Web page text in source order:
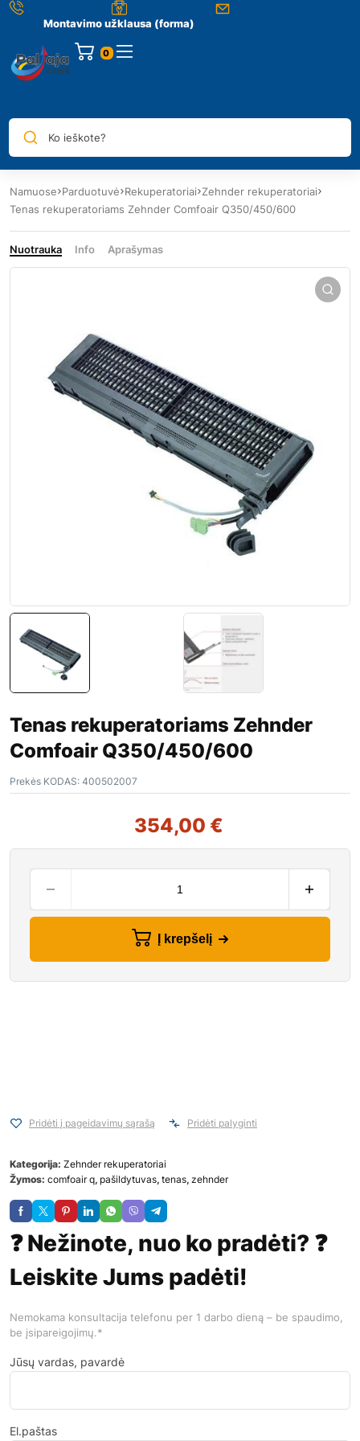
Montavimo užklausa (forma)
0
Ko ieškote?
Namuose Parduotuvė Rekuperatoriai Zehnder rekuperatoriai
Tenas rekuperatoriams Zehnder Comfoair Q350/450/600
Nuotrauka Info Aprašymas
Tenas rekuperatoriams Zehnder
Comfoair Q350/450/600
Prekės KODAS: 400502007
354,00 €
Į krepšelį
Pridėti į pageidavimų sąrašą Pridėti palyginti
Kategorija: Zehnder rekuperatoriai
Žymos: comfoair q, pašildytuvas, tenas, zehnder
❓ Nežinote, nuo ko pradėti? ❓
Leiskite Jums padėti!
Nemokama konsultacija telefonu per 1 darbo dieną – be spaudimo,
be įsipareigojimų.*
Jūsų vardas, pavardė
El.paštas